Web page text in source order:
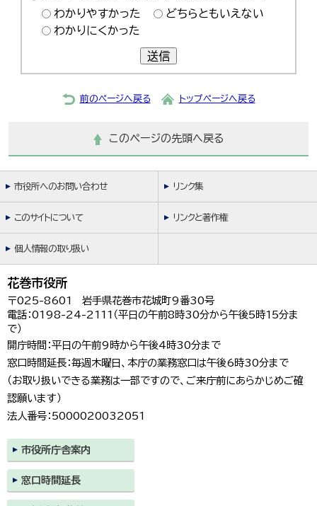
わかりやすかった
どちらともいえない
わかりにくかった
送信
前のページへ戻る トップページへ戻る
このページの先頭へ戻る
市役所へのお問い合わせ リンク集
このサイトについて リンクと著作権
個人情報の取り扱い
花巻市役所
〒025-8601 岩手県花巻市花城町9番30号
電話：0198-24-2111（平日の午前8時30分から午後5時15分ま
で）
開庁時間：平日の午前9時から午後4時30分まで
窓口時間延長：毎週木曜日、本庁の業務窓口は午後6時30分まで
（お取り扱いできる業務は一部ですので、ご来庁前にあらかじめご確
認願います）
法人番号：5000020032051
市役所庁舎案内
窓口時間延長